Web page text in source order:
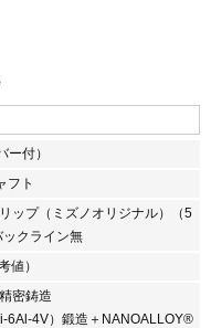
付）
フト
ップ（ミズノオリジナル）（5
クライン無
値）
密鋳造
6Al-4V）鍛造＋NANOALLOY®